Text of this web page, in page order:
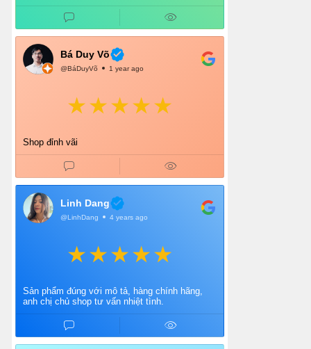
Bá Duy Võ
@BáDuyVõ 1 year ago
Shop đỉnh vãi
Linh Dang
@LinhDang 4 years ago
Sản phẩm đúng với mô tả, hàng chính hãng,
anh chị chủ shop tư vấn nhiệt tình.